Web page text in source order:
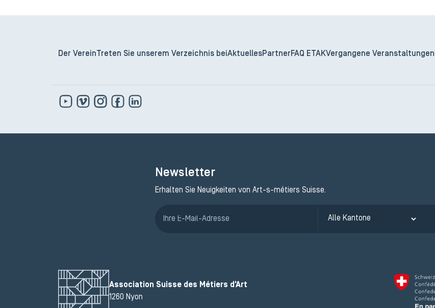
Der Verein Treten Sie unserem Verzeichnis beiAktuellesPartner FAQ ETAKVergangene Veranstaltungen
Newsletter
Erhalten Sie Neuigkeiten von Art-s-métiers Suisse.
Association Suisse des Métiers d'Art
1260 Nyon